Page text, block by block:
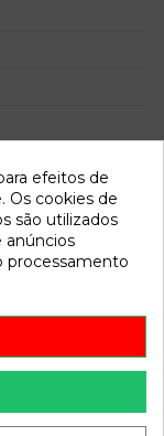
9631923680
efeitos de
Os cookies de
são utilizados
anúncios
processamento